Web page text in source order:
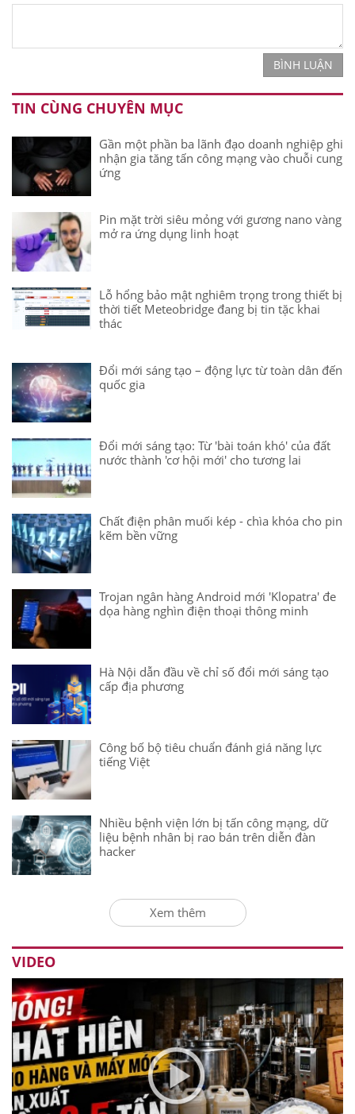
BÌNH LUẬN
TIN CÙNG CHUYÊN MỤC
Gần một phần ba lãnh đạo doanh nghiệp ghi
nhận gia tăng tấn công mạng vào chuỗi cung
ứng
Pin mặt trời siêu mỏng với gương nano vàng
mở ra ứng dụng linh hoạt
Lỗ hổng bảo mật nghiêm trọng trong thiết bị
thời tiết Meteobridge đang bị tin tặc khai
thác
Đổi mới sáng tạo – động lực từ toàn dân đến
quốc gia
Đổi mới sáng tạo: Từ 'bài toán khó' của đất
nước thành 'cơ hội mới' cho tương lai
Chất điện phân muối kép - chìa khóa cho pin
kẽm bền vững
Trojan ngân hàng Android mới 'Klopatra' đe
dọa hàng nghìn điện thoại thông minh
Hà Nội dẫn đầu về chỉ số đổi mới sáng tạo
cấp địa phương
Công bố bộ tiêu chuẩn đánh giá năng lực
tiếng Việt
Nhiều bệnh viện lớn bị tấn công mạng, dữ
liệu bệnh nhân bị rao bán trên diễn đàn
hacker
Xem thêm
VIDEO